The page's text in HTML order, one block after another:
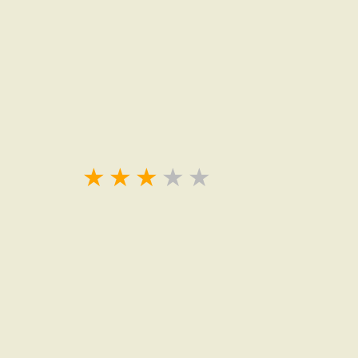
★
★
★
★
★